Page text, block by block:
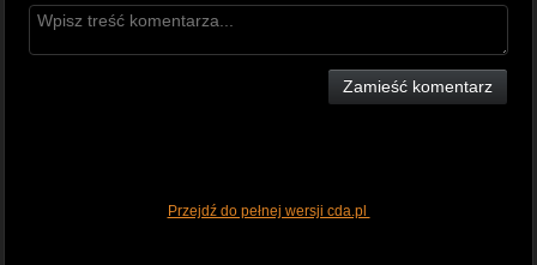
Zamieść komentarz
Przejdź do pełnej wersji cda.pl